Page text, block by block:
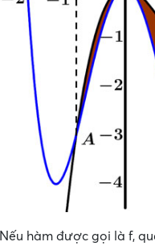
Nếu hàm được gọi là f,